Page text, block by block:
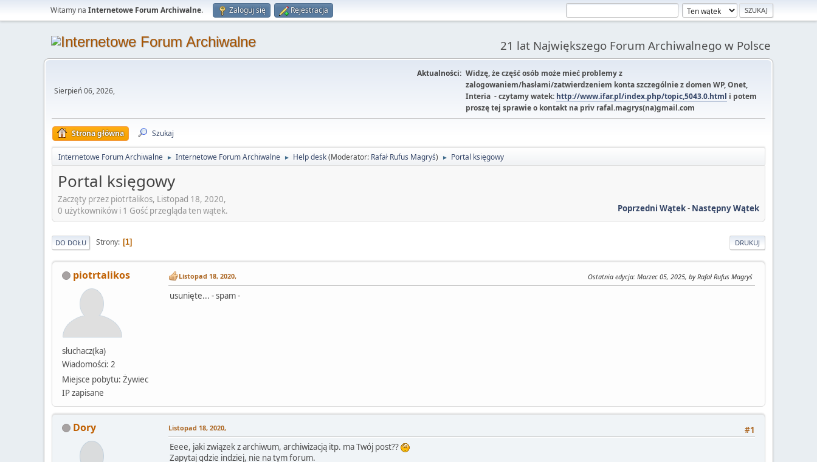
Witamy na Internetowe Forum Archiwalne. Zaloguj się Rejestracja
21 lat Największego Forum Archiwalnego w Polsce
Sierpień 06, 2026,
Aktualności: Widzę, że część osób może mieć problemy z
zalogowaniem/hasłami/zatwierdzeniem konta szczególnie z domen WP, Onet,
Interia - czytamy watek: http://www.ifar.pl/index.php/topic,5043.0.html i potem
proszę tej sprawie o kontakt na priv rafal.magrys(na)gmail.com
Strona główna Szukaj
Internetowe Forum Archiwalne ► Internetowe Forum Archiwalne ► Help desk(Moderator: Rafał Rufus Magryś) ► Portal księgowy
Portal księgowy
Zaczęty przez piotrtalikos, Listopad 18, 2020,
Poprzedni Wątek- Następny Wątek
0 użytkowników i 1 Gość przegląda ten wątek.
DRUKUJ
DO DOŁU Strony 1
piotrtalikos
słuchacz(ka)
Wiadomości: 2
Miejsce pobytu: Żywiec
IP zapisane
Listopad 18, 2020, Ostatnia edycja: Marzec 05, 2025, by Rafał Rufus Magryś
usunięte... - spam -
Dory #1
Listopad 18, 2020,
Eeee, jaki związek z archiwum, archiwizacją itp. ma Twój post??
Zapytaj gdzie indziej, nie na tym forum.